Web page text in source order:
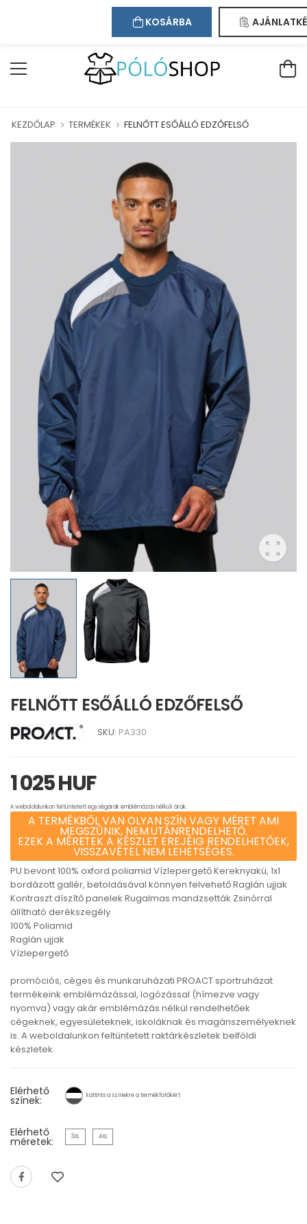
ÜDVÖZÖLJÜK WEBÁRUHÁZUNKBAN!
Kapcsolat Regisztráció
KEZDŐLAP TERMÉKEK FELNŐTT ESŐÁLLÓ EDZŐFELSŐ
FELNŐTT ESŐÁLLÓ EDZŐFELSŐ
SKU: PA330
1 025 HUF
A weboldalunkon feltüntetett egységárak emblémázás nélküli árak.
A TERMÉKBŐL VAN OLYAN SZÍN VAGY MÉRET AMI
MEGSZŰNIK, NEM UTÁNRENDELHETŐ.
EZEK A MÉRETEK A KÉSZLET EREJÉIG RENDELHETŐEK,
VISSZAVÉTEL NEM LEHETSÉGES.
PU bevont 100% oxford poliamid Vízlepergető Kereknyakú, 1x1
bordázott gallér, betoldásával könnyen felvehető Raglán ujjak
Kontraszt díszítő panelek Rugalmas mandzsetták Zsinórral
állítható derékszegély
100% Poliamid
Raglán ujjak
Vízlepergető
promóciós, céges és munkaruházati PROACT sportruházat
termékeink emblémázással, logózással (hímezve vagy
nyomva) vagy akár emblémázás nélkül rendelhetőek
cégeknek, egyesületeknek, iskoláknak és magánszemélyeknek
is. A weboldalunkon feltüntetett raktárkészletek belföldi
készletek.
Elérhető
színek: kattints a színekre a termékfotókért
Elérhető
méretek: 3XL 4XL
KOSÁRBA